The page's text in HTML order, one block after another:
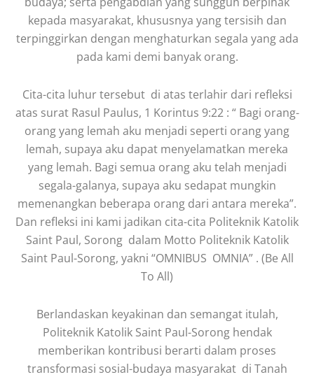
kepada masyarakat, khususnya yang tersisih dan
terpinggirkan dengan menghaturkan segala yang ada
pada kami demi banyak orang.
Cita-cita luhur tersebut di atas terlahir dari refleksi
atas surat Rasul Paulus, 1 Korintus 9:22 : “ Bagi orang-
orang yang lemah aku menjadi seperti orang yang
lemah, supaya aku dapat menyelamatkan mereka
yang lemah. Bagi semua orang aku telah menjadi
segala-galanya, supaya aku sedapat mungkin
memenangkan beberapa orang dari antara mereka”.
Dan refleksi ini kami jadikan cita-cita Politeknik Katolik
Saint Paul, Sorong dalam Motto Politeknik Katolik
Saint Paul-Sorong, yakni “OMNIBUS OMNIA” . (Be All
To All)
Berlandaskan keyakinan dan semangat itulah,
Politeknik Katolik Saint Paul-Sorong hendak
memberikan kontribusi berarti dalam proses
transformasi sosial-budaya masyarakat di Tanah